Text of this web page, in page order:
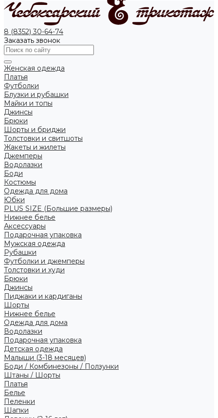
8 (8352) 30-64-74
Заказать звонок
Женская одежда
Платья
Футболки
Блузки и рубашки
Майки и топы
Джинсы
Брюки
Шорты и бриджи
Толстовки и свитшоты
Жакеты и жилеты
Джемперы
Водолазки
Боди
Костюмы
Одежда для дома
Юбки
PLUS SIZE (Большие размеры)
Нижнее белье
Аксессуары
Подарочная упаковка
Мужская одежда
Рубашки
Футболки и джемперы
Толстовки и худи
Брюки
Джинсы
Пиджаки и кардиганы
Шорты
Нижнее белье
Одежда для дома
Водолазки
Подарочная упаковка
Детская одежда
Малыши (3-18 месяцев)
Боди / Комбинезоны / Ползунки
Штаны / Шорты
Платья
Белье
Пеленки
Шапки